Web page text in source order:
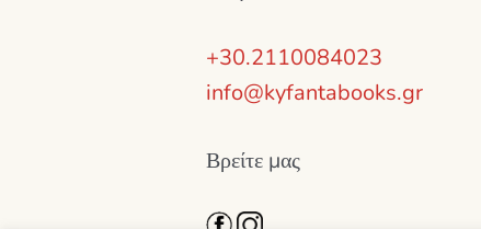
+30.2110084023
info@kyfantabooks.gr
Βρείτε μας